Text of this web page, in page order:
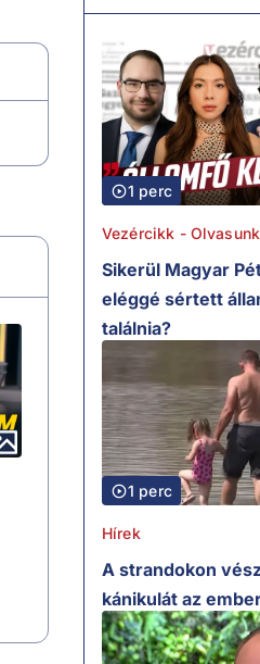
1 perc
Vezércikk -
Sikerül Magyar
eléggé sértett
találnia?
1 perc
Hírek
A strandokon
kánikulát az